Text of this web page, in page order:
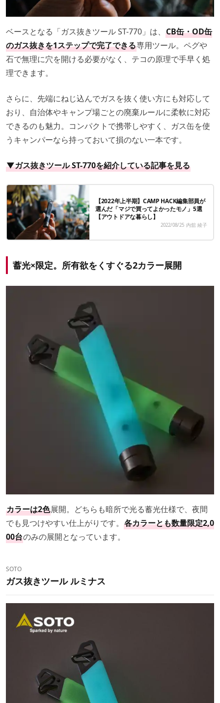
ベースとなる「ガス抜きツール ST-770」は、 CB缶・OD缶
のガス抜きを1ステップで完了できる専用ツール。ペグや
石で無理に穴を開ける必要がなく、テコの原理で手早く処
理できます。
さらに、先端にねじ込んでガスを抜く使い方にも対応して
おり、自治体やキャンプ場ごとの廃棄ルールに柔軟に対応
できるのも魅力。コンパクトで携帯しやすく、ガス缶を使
うキャンパーなら持っておいて損のない一本です。
▼ガス抜きツール ST-770を紹介している記事を見る
【2022年上半期】CAMP HACK編集部員が
選んだ「マジで買ってよかったモノ」5選
【アウトドアな暮らし】
2022/08/25 内舘 綾子
蓄光×限定。所有欲をくすぐる2カラー展開
カラーは2色展開。どちらも暗所で光る蓄光仕様で、夜間
でも見つけやすい仕上がりです。 各カラーとも数量限定2,0
00台のみの展開となっています。
SOTO
ガス抜きツール ルミナス